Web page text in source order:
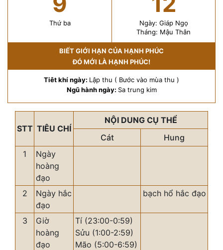
Thứ ba
Ngày: Giáp Ngọ
Tháng: Mậu Thân
BIẾT GIỚI HẠN CỦA HẠNH PHÚC
ĐÓ MỚI LÀ HẠNH PHÚC!
Tiêt khí ngày: Lập thu ( Bước vào mùa thu )
Ngũ hành ngày: Sa trung kim
STT TIÊU CHÍ
NỘI DUNG CỤ THỂ
Cát
Hung
1
Ngày
hoàng
đạo
2
Ngày hắc
đạo
bạch hổ hắc đạo
3
Giờ
hoàng
đạo
Tí (23:00-0:59)
Sửu (1:00-2:59)
Mão (5:00-6:59)